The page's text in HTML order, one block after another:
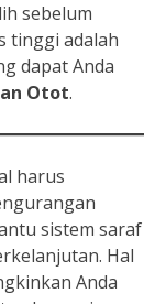
sebelum
tinggi adalah
dapat Anda
Otot.
harus
sistem saraf
Hal
Anda